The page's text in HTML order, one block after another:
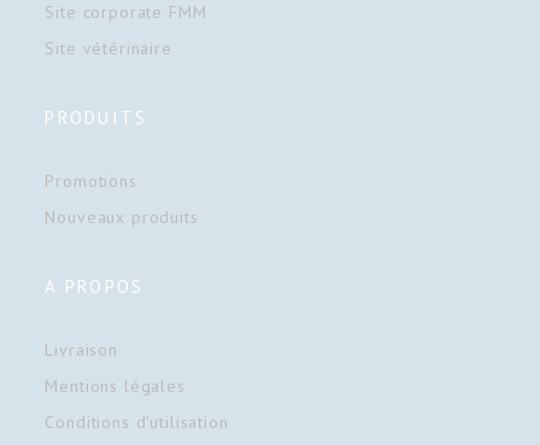
Site corporate FMM
Site vétérinaire
PRODUITS
Promotions
Nouveaux produits
A PROPOS
Livraison
Mentions légales
Conditions d'utilisation